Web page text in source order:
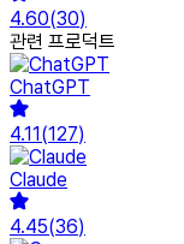
4.60(30)
관련 프로덕트
ChatGPT
4.11(127)
Claude
4.45(36)